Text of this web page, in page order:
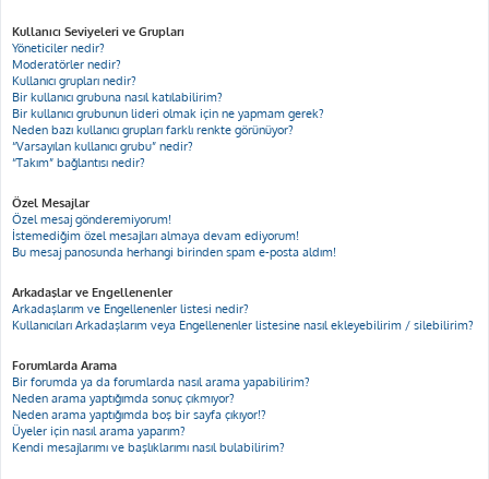
Kullanıcı Seviyeleri ve Grupları
Yöneticiler nedir?
Moderatörler nedir?
Kullanıcı grupları nedir?
Bir kullanıcı grubuna nasıl katılabilirim?
Bir kullanıcı grubunun lideri olmak için ne yapmam gerek?
Neden bazı kullanıcı grupları farklı renkte görünüyor?
“Varsayılan kullanıcı grubu” nedir?
“Takım” bağlantısı nedir?
Özel Mesajlar
Özel mesaj gönderemiyorum!
İstemediğim özel mesajları almaya devam ediyorum!
Bu mesaj panosunda herhangi birinden spam e-posta aldım!
Arkadaşlar ve Engellenenler
Arkadaşlarım ve Engellenenler listesi nedir?
Kullanıcıları Arkadaşlarım veya Engellenenler listesine nasıl ekleyebilirim / silebilirim?
Forumlarda Arama
Bir forumda ya da forumlarda nasıl arama yapabilirim?
Neden arama yaptığımda sonuç çıkmıyor?
Neden arama yaptığımda boş bir sayfa çıkıyor!?
Üyeler için nasıl arama yaparım?
Kendi mesajlarımı ve başlıklarımı nasıl bulabilirim?